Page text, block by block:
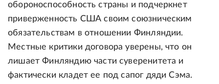
обороноспособность страны и подчеркнет
приверженность США своим союзническим
обязательствам в отношении Финляндии.
Местные критики договора уверены, что он
лишает Финляндию части суверенитета и
фактически кладет ее под сапог дяди Сэма.